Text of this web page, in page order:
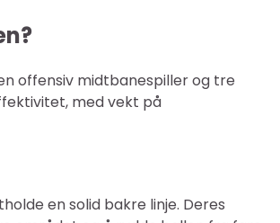
offensiv midtbanespiller og tre
med vekt på
en solid bakre linje. Deres